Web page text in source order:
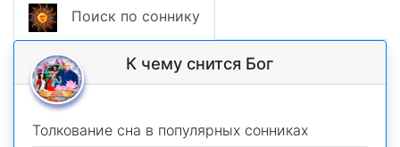
Поиск по соннику
К чему снится Бог
Толкование сна в популярных сонниках